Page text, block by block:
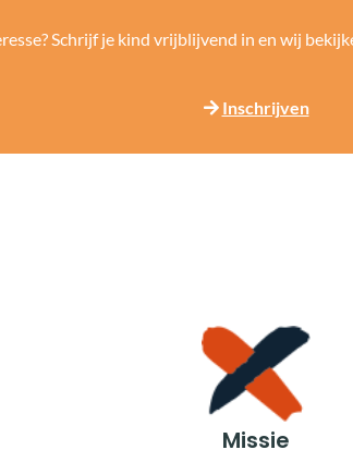
Schrijf je kind vrijblijvend in en wij
Inschrijven
Missie